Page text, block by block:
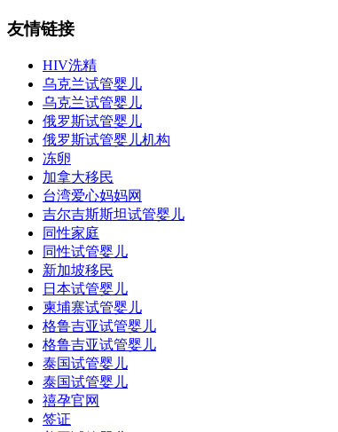
友情链接
HIV洗精
乌克兰试管婴儿
乌克兰试管婴儿
俄罗斯试管婴儿
俄罗斯试管婴儿机构
冻卵
加拿大移民
台湾爱心妈妈网
吉尔吉斯斯坦试管婴儿
同性家庭
同性试管婴儿
新加坡移民
日本试管婴儿
柬埔寨试管婴儿
格鲁吉亚试管婴儿
格鲁吉亚试管婴儿
泰国试管婴儿
泰国试管婴儿
禧孕官网
签证